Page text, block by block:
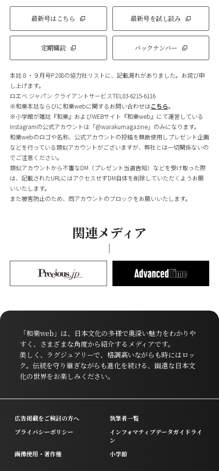
最新号はこちら 最新号を試し読み
定期購読 バックナンバー
本誌８・９月号P.208の協力社リストに、記載漏れがありました。お詫び申
し上げます。
ロエベ ジャパン クライアントサービスTEL03-6215-6116
※和樂本誌ならびに和樂webに関するお問い合わせはこちら。
※小学館が雑誌『和樂』およびWEBサイト『和樂web』にて運営している
Instagramの公式アカウントは「@warakumagazine」のみになります。
和樂webのロゴや名称、公式アカウントの投稿を無断使用しプレゼント企画
などを行っている類似アカウントがございますが、弊社とは一切関係ないの
でご注意ください。
類似アカウントから不審なDM（プレゼント当選告知）などを受け取った際
は、記載されたURLにはアクセスせずDM自体を削除していただくようお願
いいたします。
また被害防止のため、同アカウントのブロックをお願いいたします。
関連メディア
「和樂web」は、日本文化の多様で奥深い魅力をわかりや
すく、さまざまな角度から紹介するメディアです。
美しく、ラグジュアリーで、格調高いながらも時にはロッ
ク。伝統を守り継ぎながらも進化を続ける、幽遠な日本文
化の世界をお楽しみください。
広告掲載をご検討の方へ
執筆者一覧
プライバシーポリシー
インフォマティブデータガイドライ
ン
画像使用・著作権
小学館